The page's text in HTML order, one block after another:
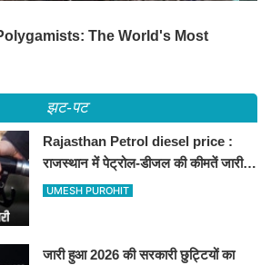
झट-पट
Rajasthan Petrol diesel price :
राजस्थान में पेट्रोल-डीजल की कीमतें जारी,
जानिए बीकानेर समेत पुरे प्रदेश में नए रेट
UMESH PUROHIT
जारी हुआ 2026 की सरकारी छुट्टियों का